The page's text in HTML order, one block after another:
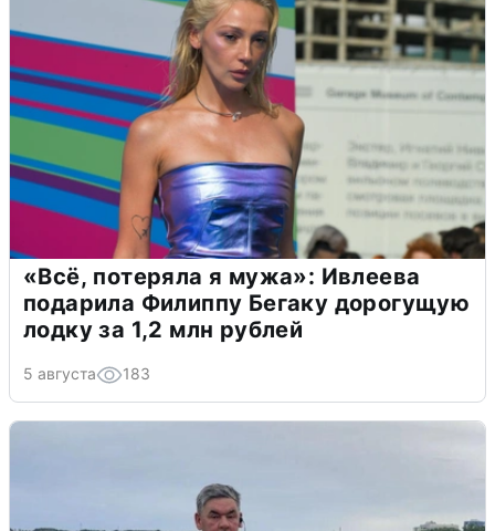
«Всё, потеряла я мужа»: Ивлеева
подарила Филиппу Бегаку дорогущую
лодку за 1,2 млн рублей
5 августа 183